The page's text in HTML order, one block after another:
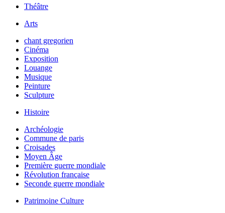
Théâtre
Arts
chant gregorien
Cinéma
Exposition
Louange
Musique
Peinture
Sculpture
Histoire
Archéologie
Commune de paris
Croisades
Moyen Âge
Première guerre mondiale
Révolution française
Seconde guerre mondiale
Patrimoine Culture